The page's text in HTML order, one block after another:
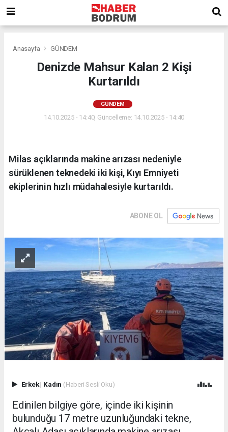
Anasayfa GÜNDEM
Denizde Mahsur Kalan 2 Kişi
Kurtarıldı
GÜNDEM
14.10.2025 - 14:40, Güncelleme: 14.10.2025 - 14:40
Milas açıklarında makine arızası nedeniyle
sürüklenen teknedeki iki kişi, Kıyı Emniyeti
ekiplerinin hızlı müdahalesiyle kurtarıldı.
ABONE OL
Erkek| Kadın (Haberi Sesli Oku)
Edinilen bilgiye göre, içinde iki kişinin
bulunduğu 17 metre uzunluğundaki tekne,